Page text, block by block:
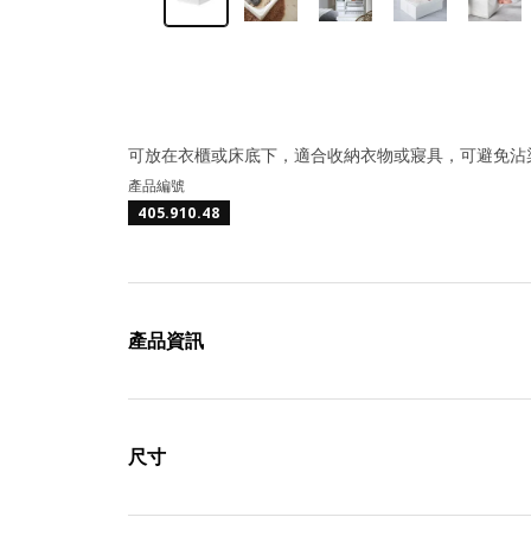
可放在衣櫃或床底下，適合收納衣物或寢具，可避免
產品編號
405.910.48
產品資訊
尺寸